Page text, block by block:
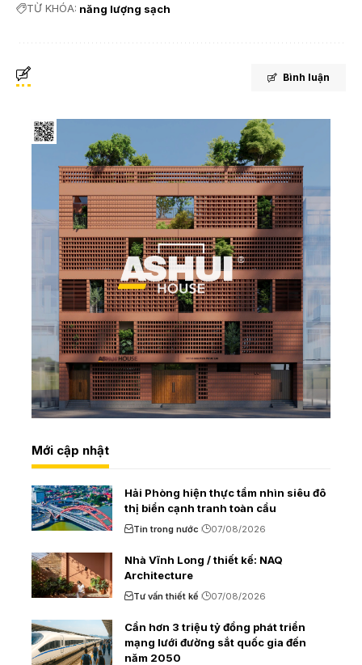
TỪ KHÓA: năng lượng sạch
Bình luận
Mới cập nhật
Hải Phòng hiện thực tầm nhìn siêu đô
thị biển cạnh tranh toàn cầu
Tin trong nước 07/08/2026
Nhà Vĩnh Long / thiết kế: NAQ
Architecture
Tư vấn thiết kế 07/08/2026
Cần hơn 3 triệu tỷ đồng phát triển
mạng lưới đường sắt quốc gia đến
năm 2050